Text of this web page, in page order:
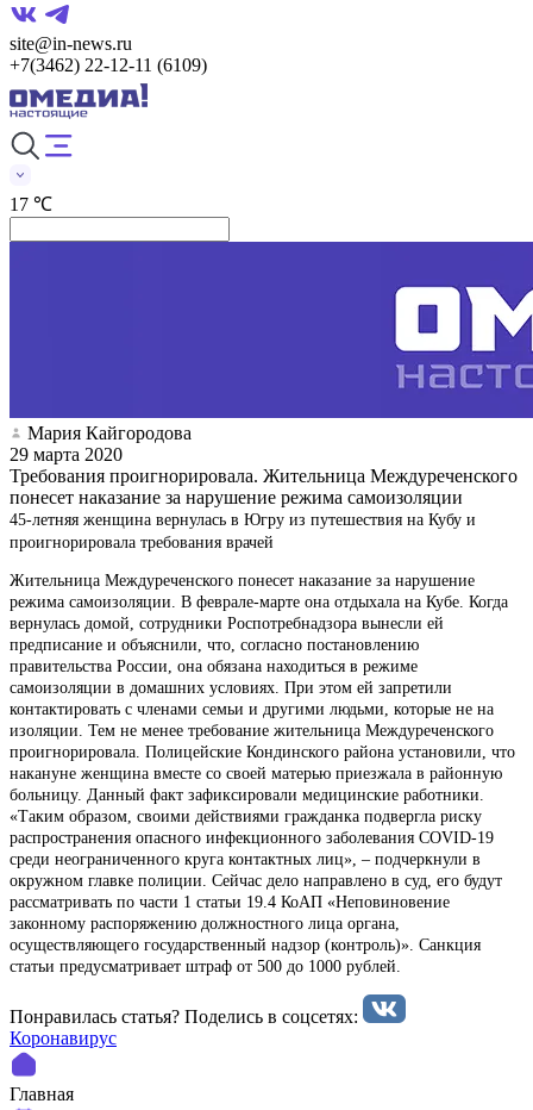
site@in-news.ru
+7(3462) 22-12-11 (6109)
17 ℃
Мария Кайгородова
29 марта 2020
Требования проигнорировала. Жительница Междуреченского
понесет наказание за нарушение режима самоизоляции
45-летняя женщина вернулась в Югру из путешествия на Кубу и
проигнорировала требования врачей
Жительница Междуреченского понесет наказание за нарушение
режима самоизоляции. В феврале-марте она отдыхала на Кубе. Когда
вернулась домой, сотрудники Роспотребнадзора вынесли ей
предписание и объяснили, что, согласно постановлению
правительства России, она обязана находиться в режиме
самоизоляции в домашних условиях. При этом ей запретили
контактировать с членами семьи и другими людьми, которые не на
изоляции. Тем не менее требование жительница Междуреченского
проигнорировала. Полицейские Кондинского района установили, что
накануне женщина вместе со своей матерью приезжала в районную
больницу. Данный факт зафиксировали медицинские работники.
«Таким образом, своими действиями гражданка подвергла риску
распространения опасного инфекционного заболевания COVID-19
среди неограниченного круга контактных лиц», – подчеркнули в
окружном главке полиции. Сейчас дело направлено в суд, его будут
рассматривать по части 1 статьи 19.4 КоАП «Неповиновение
законному распоряжению должностного лица органа,
осуществляющего государственный надзор (контроль)». Санкция
статьи предусматривает штраф от 500 до 1000 рублей.
Понравилась статья? Поделиcь в соцсетях:
Коронавирус
Главная